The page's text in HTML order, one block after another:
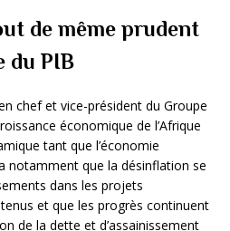
de même prudent
du PIB
chef et vice-président du Groupe
économique de l’Afrique
tant que l’économie
notamment que la désinflation se
dans les projets
et que les progrès continuent
de la dette et d’assainissement